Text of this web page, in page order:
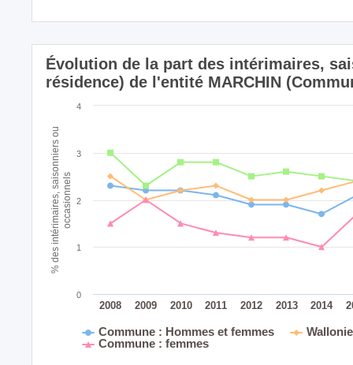
% des intérimaires, saisonniers ouoccasionnels
Évolution de la part des intérimaires,
résidence) de l'entité MARCHIN
Commune : Hommes et femmes
Commune : femmes
2008 2009 2010 2011 2012 2013 2014
0
1
2
3
4